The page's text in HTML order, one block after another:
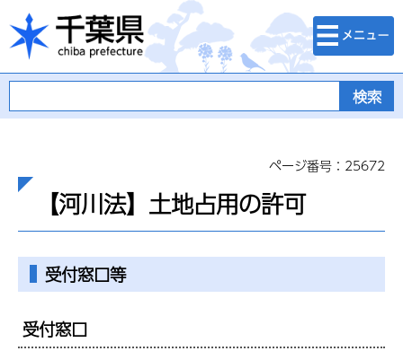
千葉県
検索・メニュ
ー
ページ番号：25672
【河川法】土地占用の許可
受付窓口等
受付窓口